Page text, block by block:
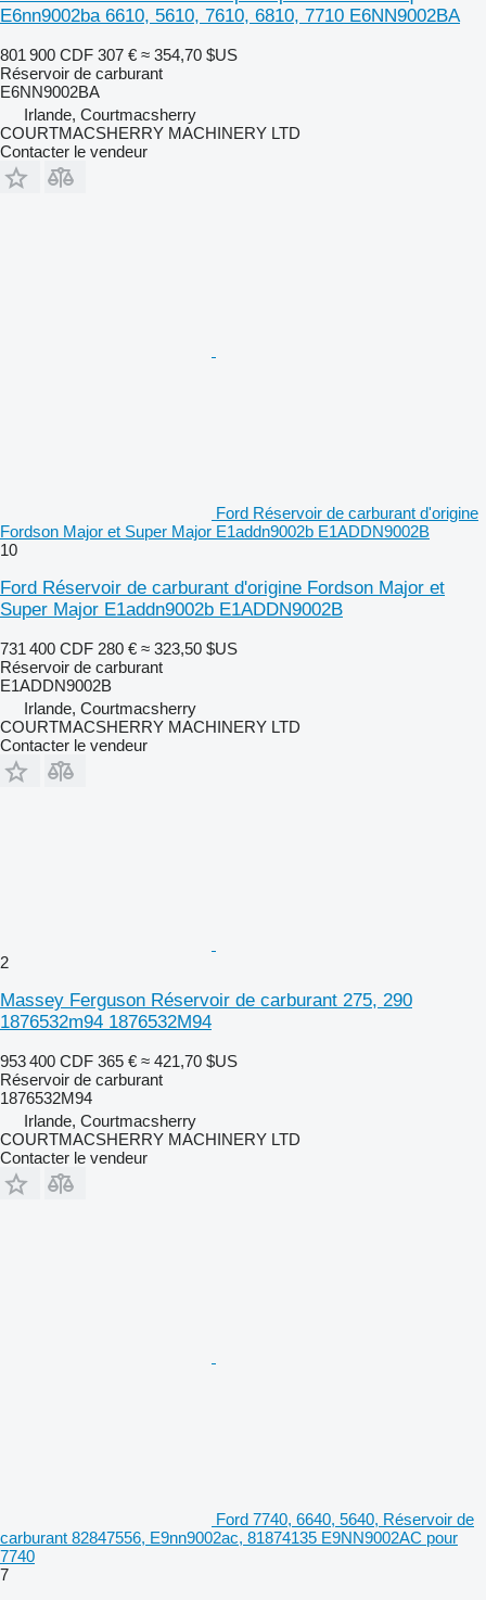
E6nn9002ba 6610, 5610, 7610, 6810, 7710 E6NN9002BA
801 900 CDF 307 € ≈ 354,70 $US
Réservoir de carburant
E6NN9002BA
Irlande, Courtmacsherry
COURTMACSHERRY MACHINERY LTD
Contacter le vendeur
Ford Réservoir de carburant d'origine
Fordson Major et Super Major E1addn9002b E1ADDN9002B
10
Ford Réservoir de carburant d'origine Fordson Major et
Super Major E1addn9002b E1ADDN9002B
731 400 CDF 280 € ≈ 323,50 $US
Réservoir de carburant
E1ADDN9002B
Irlande, Courtmacsherry
COURTMACSHERRY MACHINERY LTD
Contacter le vendeur
2
Massey Ferguson Réservoir de carburant 275, 290
1876532m94 1876532M94
953 400 CDF 365 € ≈ 421,70 $US
Réservoir de carburant
1876532M94
Irlande, Courtmacsherry
COURTMACSHERRY MACHINERY LTD
Contacter le vendeur
Ford 7740, 6640, 5640, Réservoir de
carburant 82847556, E9nn9002ac, 81874135 E9NN9002AC pour
7740
7